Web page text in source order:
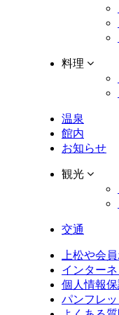
料理
温泉
館内
お知らせ
観光
交通
上松や会
インター
個人情報
パンフレ